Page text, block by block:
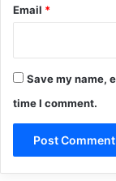
Email *
Save my name,
time I comment.